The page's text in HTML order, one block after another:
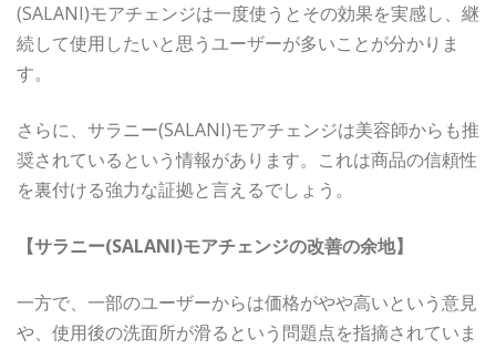
(SALANI)モアチェンジは一度使うとその効果を実感し、継
続して使用したいと思うユーザーが多いことが分かりま
す。
さらに、サラニー(SALANI)モアチェンジは美容師からも推
奨されているという情報があります。これは商品の信頼性
を裏付ける強力な証拠と言えるでしょう。
【サラニー(SALANI)モアチェンジの改善の余地】
一方で、一部のユーザーからは価格がやや高いという意見
や、使用後の洗面所が滑るという問題点を指摘されていま